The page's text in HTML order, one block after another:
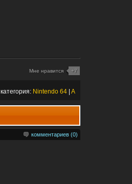
Мне нравится +7
категория: Nintendo 64 A
комментариев (0)